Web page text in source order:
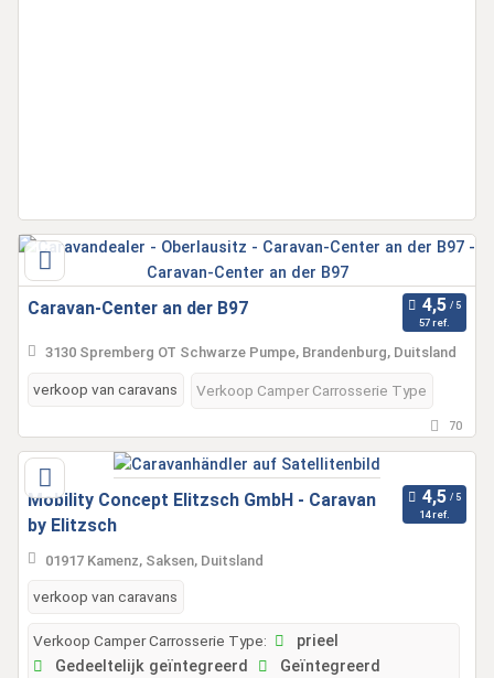
Caravan-Center an der B97
57 ref.
3130 Spremberg OT Schwarze Pumpe, Brandenburg, Duitsland
verkoop van caravans Verkoop Camper Carrosserie Type
70
Mobility Concept Elitzsch GmbH - Caravan
by Elitzsch
14 ref.
01917 Kamenz, Saksen, Duitsland
verkoop van caravans
Verkoop Camper Carrosserie Type:
prieel
Gedeeltelijk geïntegreerd
Geïntegreerd